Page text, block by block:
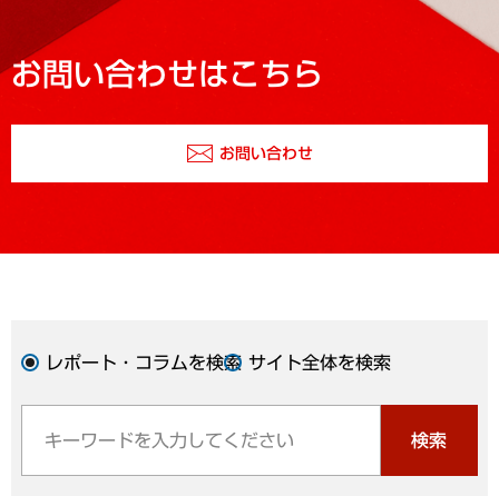
お問い合わせはこちら
お問い合わせ
レポート・コラムを検索 サイト全体を検索
検索